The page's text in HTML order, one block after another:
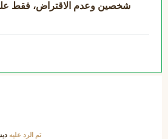
شخصين وعدم الاقتراض، فقط
تم الرد عليه